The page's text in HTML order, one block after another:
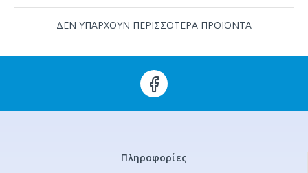
ΔΕΝ ΥΠΑΡΧΟΥΝ ΠΕΡΙΣΣΟΤΕΡΑ ΠΡΟΪΟΝΤΑ
Πληροφορίες